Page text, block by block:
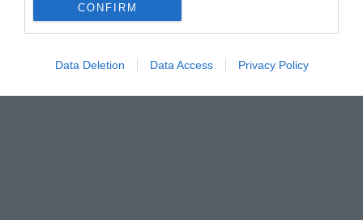
CONFIRM
Data Deletion Data Access Privacy Policy